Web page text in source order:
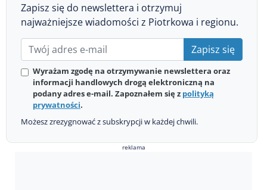
Zapisz się do newslettera i otrzymuj
najważniejsze wiadomości z Piotrkowa i regionu.
Zapisz się
Wyrażam zgodę na otrzymywanie newslettera oraz
informacji handlowych drogą elektroniczną na
podany adres e-mail. Zapoznałem się z polityką
prywatności.
Możesz zrezygnować z subskrypcji w każdej chwili.
reklama